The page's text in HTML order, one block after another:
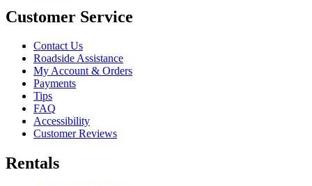
Customer Service
Contact Us
Roadside Assistance
My Account & Orders
Payments
Tips
FAQ
Accessibility
Customer Reviews
Rentals